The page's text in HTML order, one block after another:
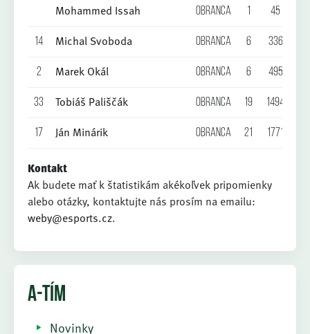
Mohammed Issah Obranca 1 45
14 Michal Svoboda Obranca 6 336
2 Marek Okál Obranca 6 495
33 Tobiáš Pališčák Obranca 19 1494
17 Ján Minárik Obranca 21 1771
Kontakt
Ak budete mať k štatistikám akékoľvek pripomienky
alebo otázky, kontaktujte nás prosím na emailu:
weby@esports.cz.
A-TÍM
Novinky